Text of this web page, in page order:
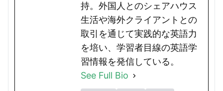
持。外国人とのシェアハウス
生活や海外クライアントとの
取引を通じて実践的な英語力
を培い、学習者目線の英語学
習情報を発信している。
See Full Bio